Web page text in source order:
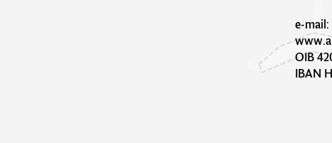
e-mail:
OIB
IBAN